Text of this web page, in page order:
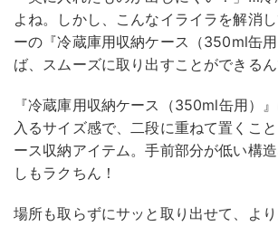
よね。しかし、こんなイライラを解消
ーの『冷蔵庫用収納ケース（350ml缶
ば、スムーズに取り出すことができるん
『冷蔵庫用収納ケース（350ml缶用）
入るサイズ感で、二段に重ねて置くこ
ース収納アイテム。手前部分が低い構
しもラクちん！
場所も取らずにサッと取り出せて、よ